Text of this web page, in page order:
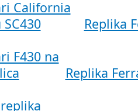
Replika
Replika